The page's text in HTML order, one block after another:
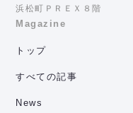
浜松町ＰＲＥＸ８階
Magazine
トップ
すべての記事
News